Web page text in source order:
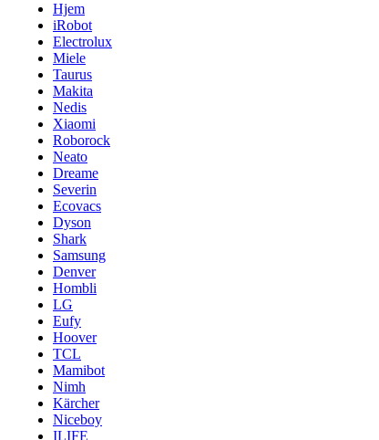
Hjem
iRobot
Electrolux
Miele
Taurus
Makita
Nedis
Xiaomi
Roborock
Neato
Dreame
Severin
Ecovacs
Dyson
Shark
Samsung
Denver
Hombli
LG
Eufy
Hoover
TCL
Mamibot
Nimh
Kärcher
Niceboy
ILIFE